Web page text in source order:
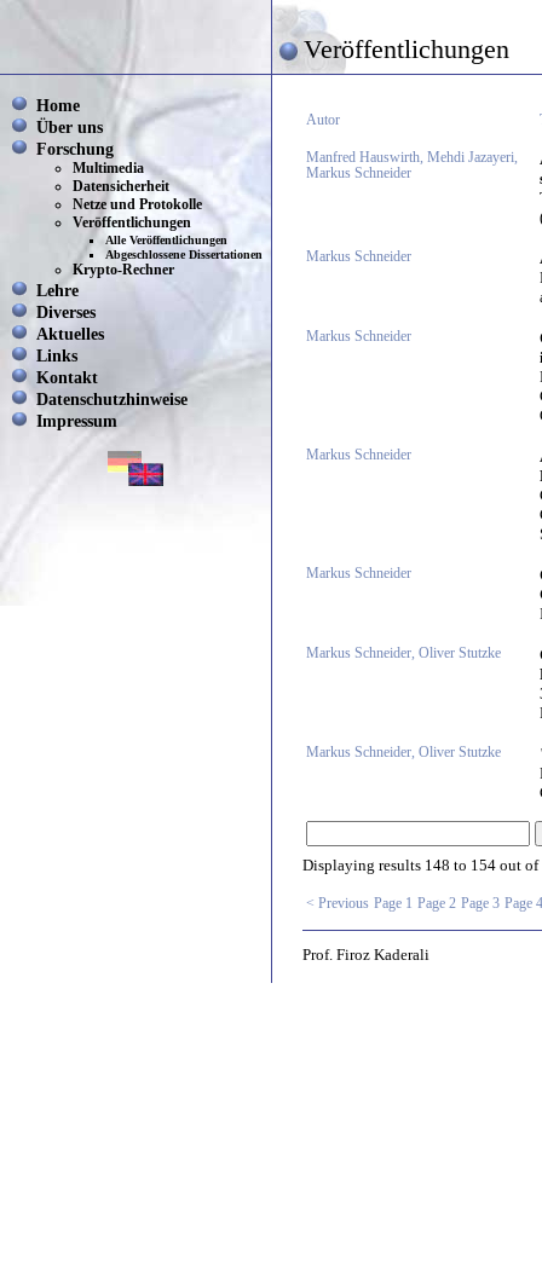
Veröffentlichungen
Home
Über uns
Forschung
Multimedia
Datensicherheit
Netze und Protokolle
Veröffentlichungen
Alle Veröffentlichungen
Abgeschlossene Dissertationen
Krypto-Rechner
Lehre
Diverses
Aktuelles
Links
Kontakt
Datenschutzhinweise
Impressum
Autor
Manfred Hauswirth, Mehdi Jazayeri,
Markus Schneider
Markus Schneider
Markus Schneider
Markus Schneider
Markus Schneider
Markus Schneider, Oliver Stutzke
Markus Schneider, Oliver Stutzke
Displaying results 148 to 154 out of
< Previous Page 1 Page 2 Page 3 Page 4
Prof. Firoz Kaderali